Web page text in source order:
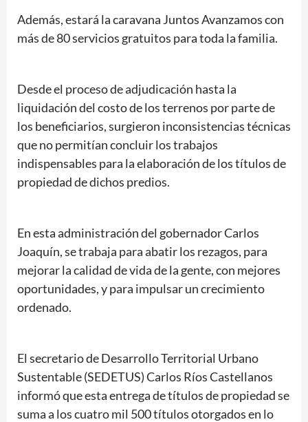
Además, estará la caravana Juntos Avanzamos con
más de 80 servicios gratuitos para toda la familia.
Desde el proceso de adjudicación hasta la
liquidación del costo de los terrenos por parte de
los beneficiarios, surgieron inconsistencias técnicas
que no permitían concluir los trabajos
indispensables para la elaboración de los títulos de
propiedad de dichos predios.
En esta administración del gobernador Carlos
Joaquín, se trabaja para abatir los rezagos, para
mejorar la calidad de vida de la gente, con mejores
oportunidades, y para impulsar un crecimiento
ordenado.
El secretario de Desarrollo Territorial Urbano
Sustentable (SEDETUS) Carlos Ríos Castellanos
informó que esta entrega de títulos de propiedad se
suma a los cuatro mil 500 títulos otorgados en lo